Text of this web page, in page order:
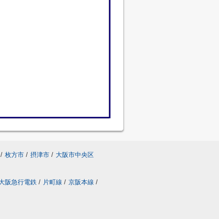
/ 枚方市 / 摂津市 / 大阪市中央区
阪急行電鉄 / 片町線 / 京阪本線 /